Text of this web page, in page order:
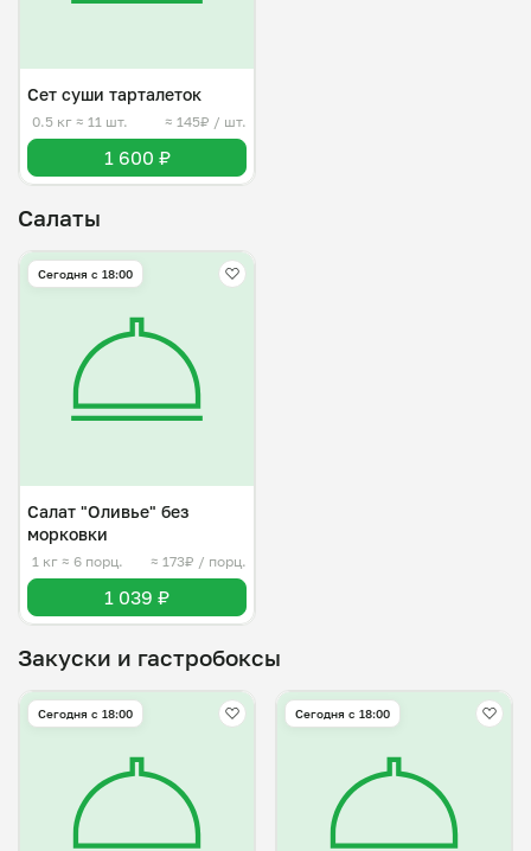
Сет суши тарталеток
0.5 кг ≈ 11 шт. ≈ 145₽ / шт.
1 600 ₽
Салаты
Сегодня с 18:00
Салат "Оливье" без
морковки
1 кг ≈ 6 порц. ≈ 173₽ / порц.
1 039 ₽
Закуски и гастробоксы
Сегодня с 18:00 Сегодня с 18:00